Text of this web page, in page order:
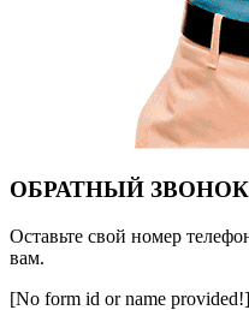
ОБРАТНЫЙ ЗВОНОК
Оставьте свой номер
вам.
[No form id or name provided!]